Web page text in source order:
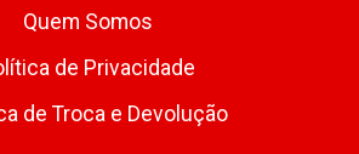
Quem Somos
de Privacidade
de Troca e Devolução